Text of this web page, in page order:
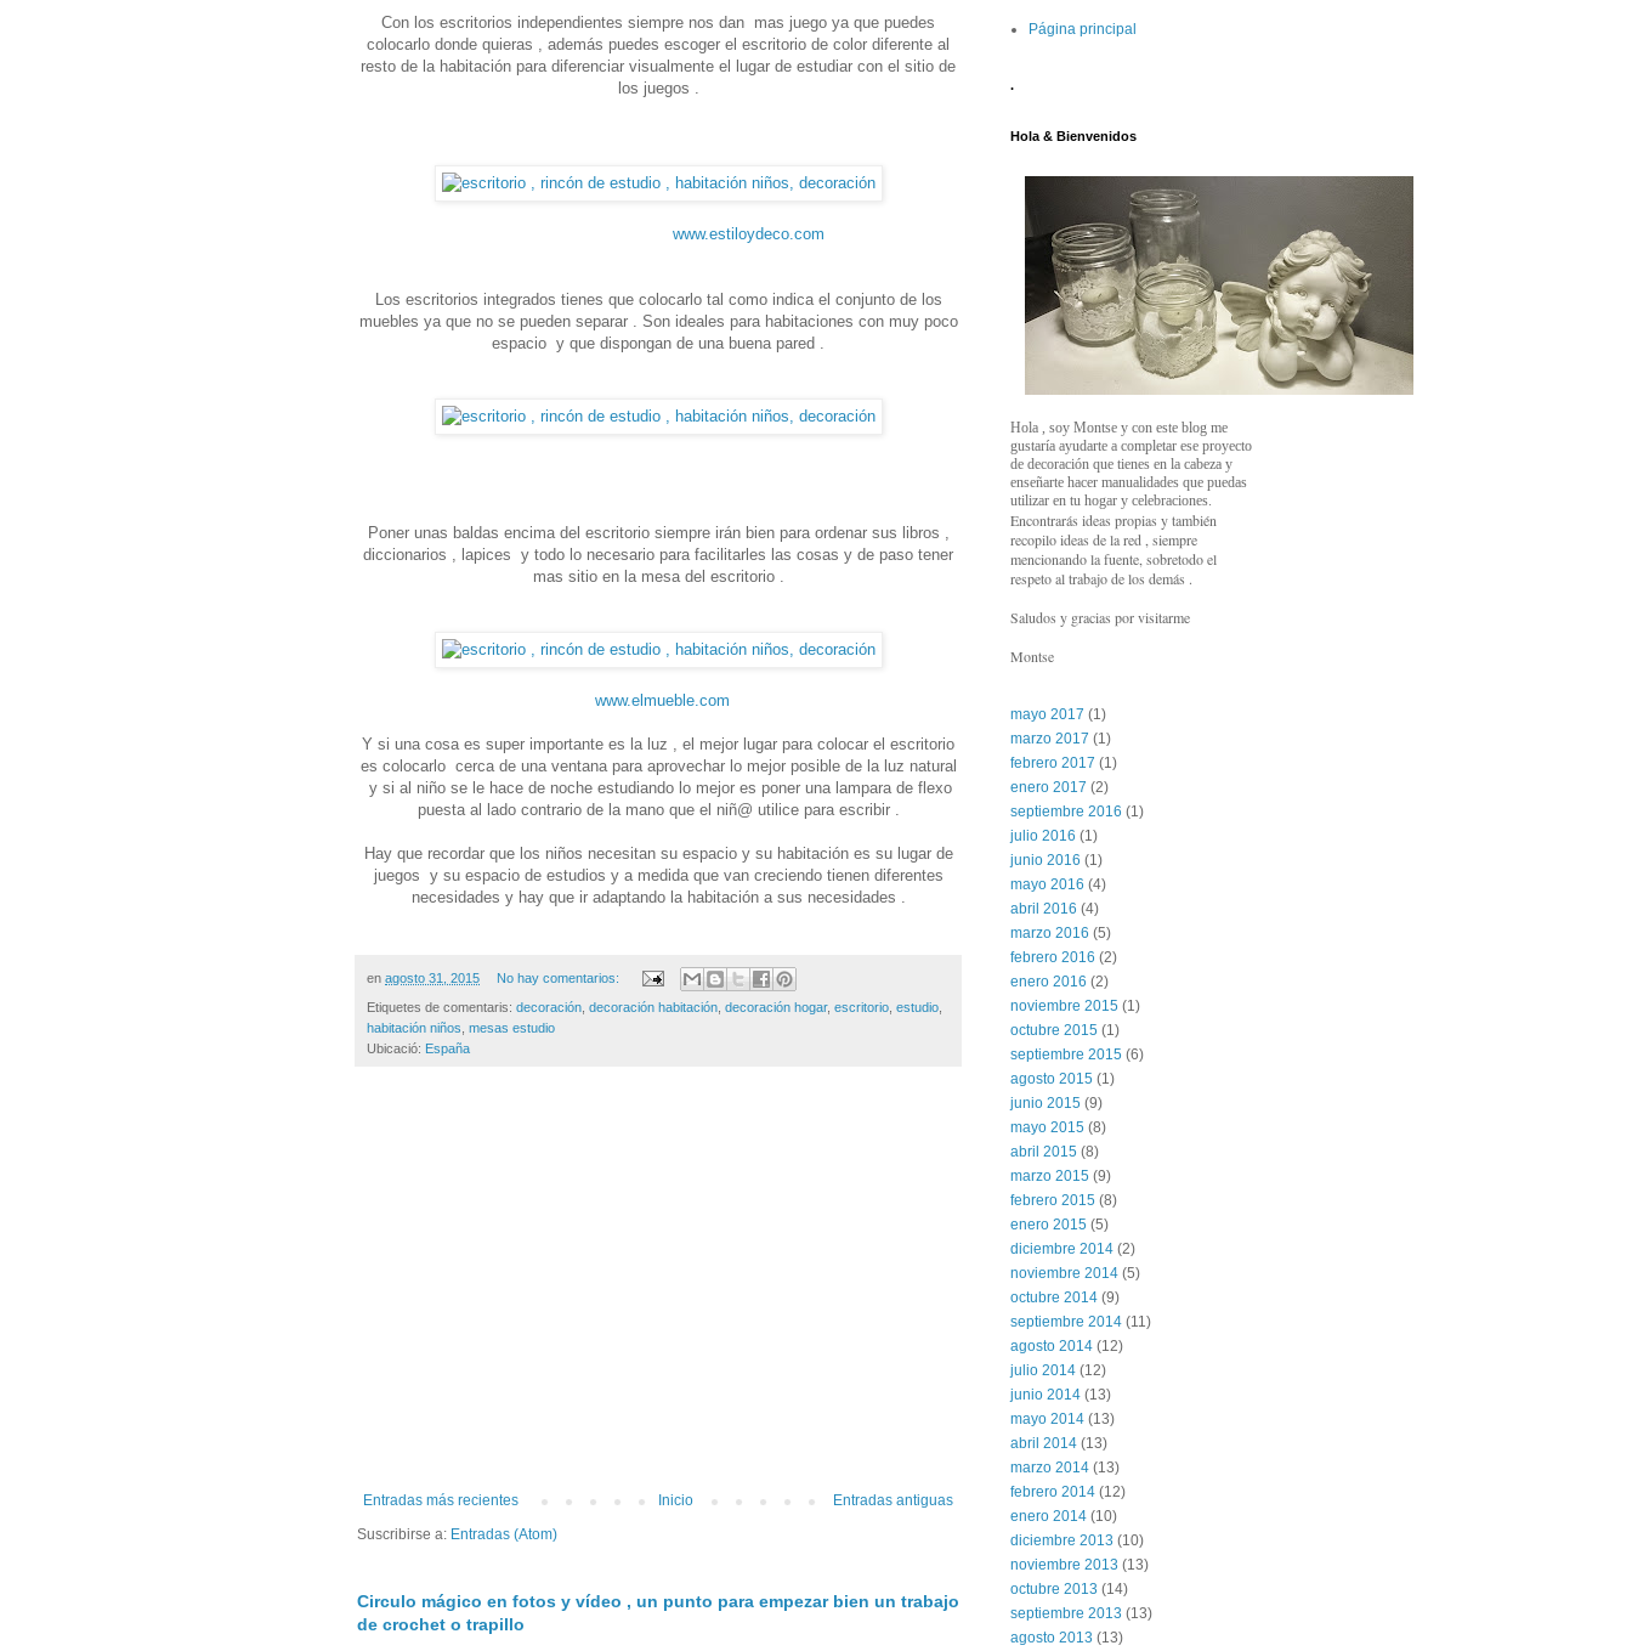
Con los escritorios independientes siempre nos dan mas juego ya que puedes
colocarlo donde quieras , además puedes escoger el escritorio de color diferente al
resto de la habitación para diferenciar visualmente el lugar de estudiar con el sitio de
los juegos .
www.estiloydeco.com
Los escritorios integrados tienes que colocarlo tal como indica el conjunto de los
muebles ya que no se pueden separar . Son ideales para habitaciones con muy poco
espacio y que dispongan de una buena pared .
Poner unas baldas encima del escritorio siempre irán bien para ordenar sus libros ,
diccionarios , lapices y todo lo necesario para facilitarles las cosas y de paso tener
mas sitio en la mesa del escritorio .
www.elmueble.com
Y si una cosa es super importante es la luz , el mejor lugar para colocar el escritorio
es colocarlo cerca de una ventana para aprovechar lo mejor posible de la luz natural
y si al niño se le hace de noche estudiando lo mejor es poner una lampara de flexo
puesta al lado contrario de la mano que el niñ@ utilice para escribir .
Hay que recordar que los niños necesitan su espacio y su habitación es su lugar de
juegos y su espacio de estudios y a medida que van creciendo tienen diferentes
necesidades y hay que ir adaptando la habitación a sus necesidades .
en agosto 31, 2015 No hay comentarios:
Etiquetes de comentaris: decoración decoración habitación decoración hogar, escritorio estudio
habitación niños mesas estudio
Ubicació: España
Entradas más recientes Entradas antiguas
Inicio
Suscribirse a: Entradas (Atom)
Circulo mágico en fotos y vídeo , un punto para empezar bien un trabajo
de crochet o trapillo
Página principal
.
Hola & Bienvenidos
Hola , soy Montse y con este blog me
gustaría ayudarte a completar ese proyecto
de decoración que tienes en la cabeza y
enseñarte hacer manualidades que puedas
utilizar en tu hogar y celebraciones.
Encontrarás ideas propias y también
recopilo ideas de la red , siempre
mencionando la fuente, sobretodo el
respeto al trabajo de los demás .
Saludos y gracias por visitarme
Montse
mayo 2017 (1)
marzo 2017 (1)
febrero 2017 (1)
enero 2017 (2)
septiembre 2016 (1)
julio 2016 (1)
junio 2016 (1)
mayo 2016 (4)
abril 2016 (4)
marzo 2016 (5)
febrero 2016 (2)
enero 2016 (2)
noviembre 2015 (1)
octubre 2015 (1)
septiembre 2015 (6)
agosto 2015 (1)
junio 2015 (9)
mayo 2015 (8)
abril 2015 (8)
marzo 2015 (9)
febrero 2015 (8)
enero 2015 (5)
diciembre 2014 (2)
noviembre 2014 (5)
octubre 2014 (9)
septiembre 2014 (11)
agosto 2014 (12)
julio 2014 (12)
junio 2014 (13)
mayo 2014 (13)
abril 2014 (13)
marzo 2014 (13)
febrero 2014 (12)
enero 2014 (10)
diciembre 2013 (10)
noviembre 2013 (13)
octubre 2013 (14)
septiembre 2013 (13)
agosto 2013 (13)